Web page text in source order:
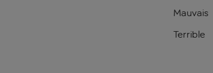
Mauvais
Terrible